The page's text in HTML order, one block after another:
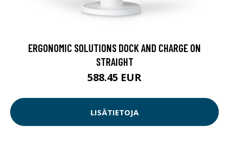
ERGONOMIC SOLUTIONS DOCK AND CHARGE ON
STRAIGHT
588.45 EUR
LISÄTIETOJA